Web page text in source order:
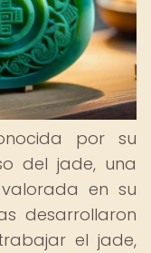
por su
del jade, una
en su
desarrollaron
el jade,